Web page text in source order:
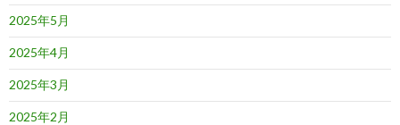
2025年5月
2025年4月
2025年3月
2025年2月